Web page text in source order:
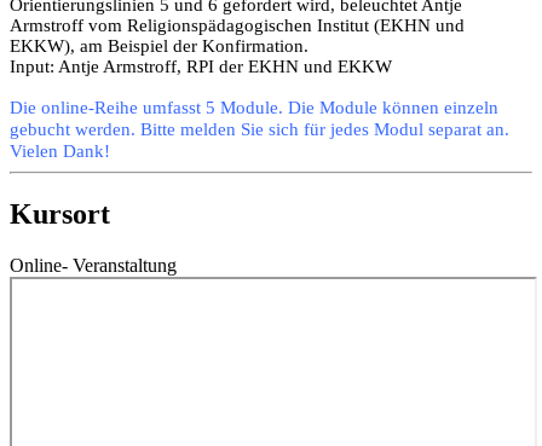
Orientierungslinien 5 und 6 gefordert wird, beleuchtet Antje
Armstroff vom Religionspädagogischen Institut (EKHN und
EKKW), am Beispiel der Konfirmation.
Input: Antje Armstroff, RPI der EKHN und EKKW
Die online-Reihe umfasst 5 Module. Die Module können einzeln
gebucht werden. Bitte melden Sie sich für jedes Modul separat an.
Vielen Dank!
Kursort
Online- Veranstaltung